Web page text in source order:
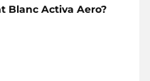
Blanc Activa Aero?